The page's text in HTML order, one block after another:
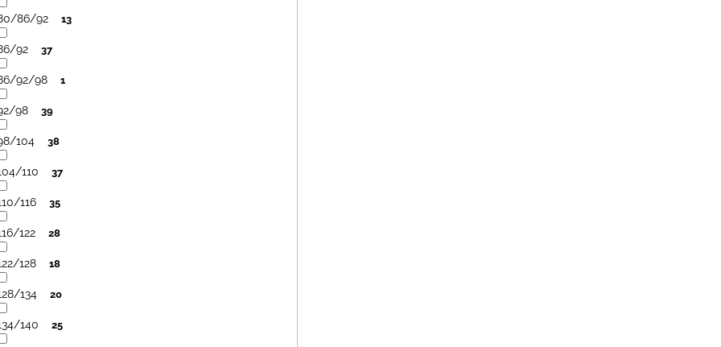
86/92 13
92 37
92/98 1
98 39
104 38
110 37
116 35
122 28
128 18
134 20
140 25